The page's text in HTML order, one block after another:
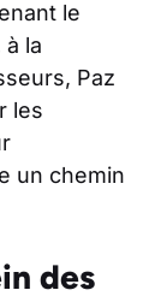
le
la
Paz
les
un chemin
des